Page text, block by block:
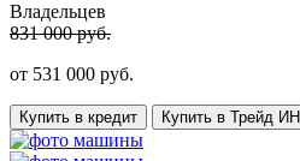
Владельцев
831 000 руб.
от 531 000 руб.
Купить в кредит Купить в Трейд ИН